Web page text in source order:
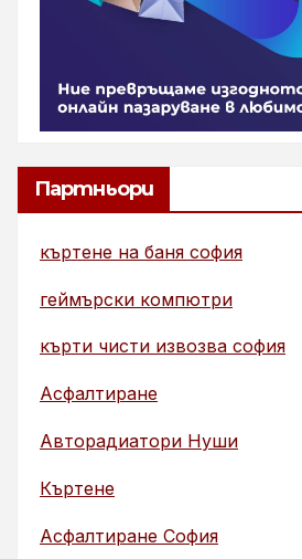
Партньори
къртене на баня софия
геймърски компютри
кърти чисти извозва софия
Асфалтиране
Авторадиатори Нуши
Къртене
Асфалтиране София